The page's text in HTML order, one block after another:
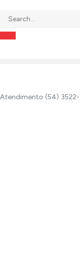
Atendimento (54)